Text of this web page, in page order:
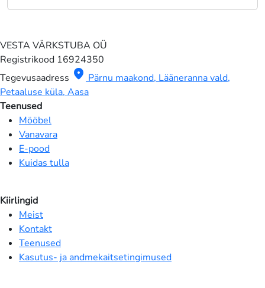
VESTA VÄRKSTUBA OÜ
Registrikood 16924350
Tegevusaadress location_on Pärnu maakond, Lääneranna vald,
Petaaluse küla, Aasa
Teenused
Mööbel
Vanavara
E-pood
Kuidas tulla
Kiirlingid
Meist
Kontakt
Teenused
Kasutus- ja andmekaitsetingimused